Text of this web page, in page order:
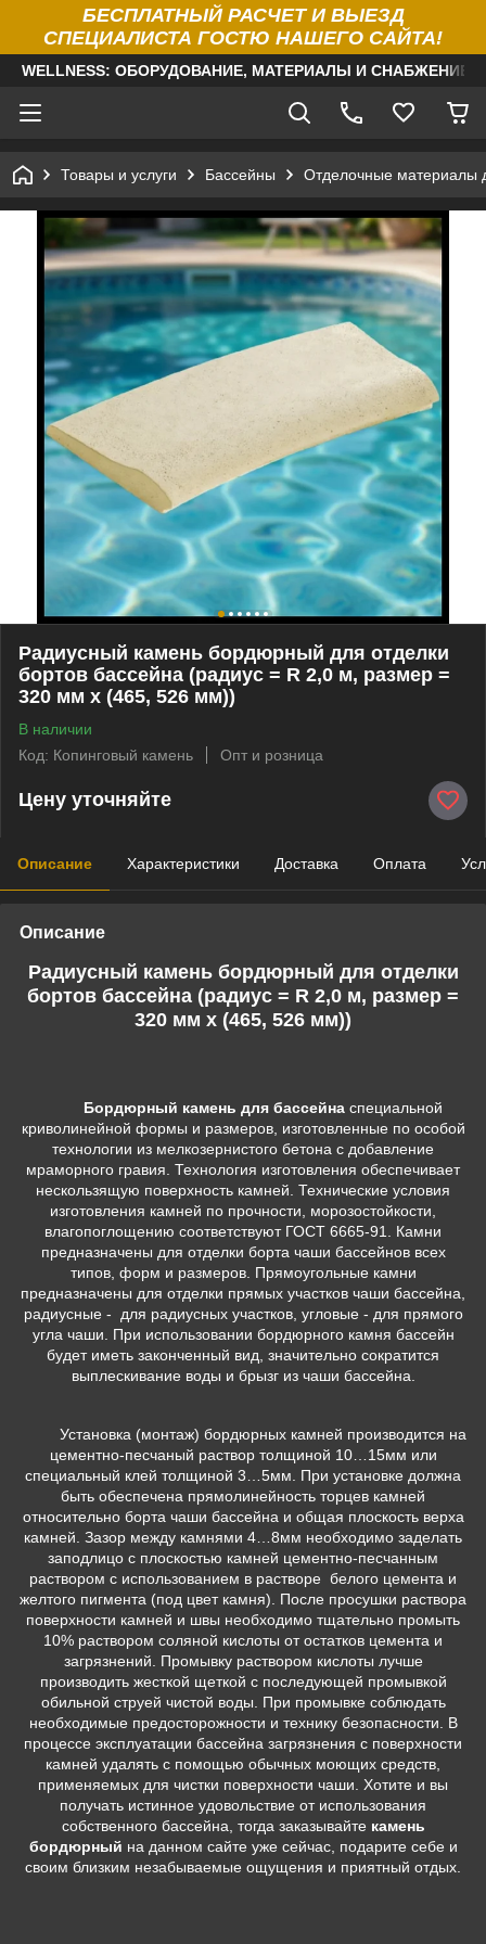
БЕСПЛАТНЫЙ РАСЧЕТ И ВЫЕЗД
СПЕЦИАЛИСТА ГОСТЮ НАШЕГО САЙТА!
WELLNESS: ОБОРУДОВАНИЕ, МАТЕРИАЛЫ И
Товары и услуги Бассейны Отделочные материалы
Радиусный камень бордюрный для отделки
бортов бассейна (радиус = R 2,0 м, размер =
320 мм x (465, 526 мм))
В наличии
Код: Копинговый камень
Опт и розница
Цену уточняйте
Описание Характеристики Доставка Оплата
Описание
Радиусный камень бордюрный для отделки
бортов бассейна (радиус = R 2,0 м, размер =
320 мм x (465, 526 мм))
Бордюрный камень для бассейнаспециальной
криволинейной формы и размеров, изготовленные по особой
технологии из мелкозернистого бетона с добавление
мраморного гравия. Технология изготовления обеспечивает
нескользящую поверхность камней. Технические условия
изготовления камней по прочности, морозостойкости,
влагопоглощению соответствуют ГОСТ 6665-91. Камни
предназначены для отделки борта чаши бассейнов всех
типов, форм и размеров. Прямоугольные камни
предназначены для отделки прямых участков чаши бассейна,
радиусные - для радиусных участков, угловые - для прямого
угла чаши. При использовании бордюрного камня бассейн
будет иметь законченный вид, значительно сократится
выплескивание воды и брызг из чаши бассейна.
Установка (монтаж) бордюрных камней производится на
цементно-песчаный раствор толщиной 10…15мм или
специальный клей толщиной 3…5мм. При установке должна
быть обеспечена прямолинейность торцев камней
относительно борта чаши бассейна и общая плоскость верха
камней. Зазор между камнями 4…8мм необходимо заделать
заподлицо с плоскостью камней цементно-песчанным
раствором с использованием в растворе белого цемента и
желтого пигмента (под цвет камня). После просушки раствора
поверхности камней и швы необходимо тщательно промыть
10% раствором соляной кислоты от остатков цемента и
загрязнений. Промывку раствором кислоты лучше
производить жесткой щеткой с последующей промывкой
обильной струей чистой воды. При промывке соблюдать
необходимые предосторожности и технику безопасности. В
процессе эксплуатации бассейна загрязнения с поверхности
камней удалять с помощью обычных моющих средств,
применяемых для чистки поверхности чаши. Хотите и вы
получать истинное удовольствие от использования
собственного бассейна, тогда заказывайте камень
бордюрный на данном сайте уже сейчас, подарите себе и
своим близким незабываемые ощущения и приятный отдых.